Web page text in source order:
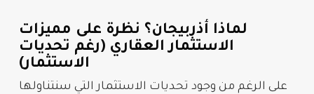
لماذا أذربيجان؟ نظرة على مميزات
الاستثمار العقاري (رغم تحديات
الاستثمار)
على الرغم من وجود تحديات الاستثمارالتي سنتناولها